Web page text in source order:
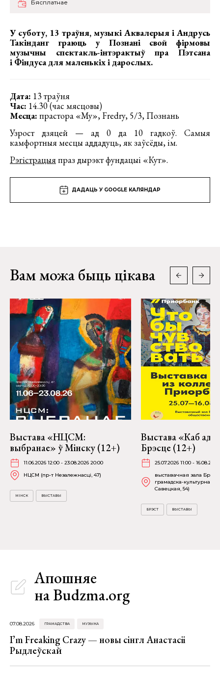
Бясплатнае
У суботу, 13 траўня, музыкі Аквалерыя і Андрусь
Такінданг граюць у Познані свой фірмовы
музычны спектакль-інтэрактыў пра Пэтсана
і Фіндуса для маленькіх і дарослых.
Дата: 13 траўня
Час: 14.30 (час мясцовы)
Месца: прастора «Му», Fredry, 5/3, Познань
Узрост дзяцей — ад 0 да 10 гадкоў. Самыя
камфортныя месцы аддадуць, як заўсёды, ім.
Рэгістрацыяпраз дырэкт фундацыі «Кут».
ДАДАЦЬ У GOOGLE КАЛЯНДАР
Вам можа быць цікава
Выстава «НЦСМ:
выбранае» ў Мінску (12+)
11.06.2026 12:00 - 23.08.2026 20:00
НЦСМ (пр-т Незалежнасці, 47)
МІНСК ВЫСТАВЫ
Выстава «Каб
Брэсце (12+)
25.07.2026 11:00 -
выставачная зала
грамадска-культурнага
Савецкая, 54)
БРЭСТ ВЫСТАВЫ
Апошняе
на Budzma.org
07.08.2026 ГРАМАДСТВА МУЗЫКА
I’m Freaking Crazy — новы сінгл Анастасіі
Рыдлеўскай